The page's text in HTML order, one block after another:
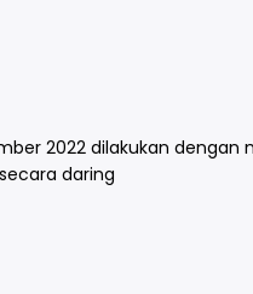
2022 dilakukan
daring